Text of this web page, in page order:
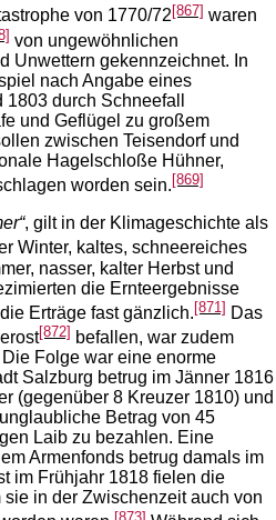
von 1770/72[867] waren
von ungewöhnlichen
Unwettern gekennzeichnet. In
nach Angabe eines
durch Schneefall
und Geflügel zu großem
zwischen Teisendorf und
Hagelschloße Hühner,
worden sein. [869]
, gilt in der Klimageschichte als
Winter, kaltes, schneereiches
nasser, kalter Herbst und
die Ernteergebnisse
Erträge fast gänzlich.[871] Das
[872] befallen, war zudem
Folge war eine enorme
Salzburg betrug im Jänner 1816
(gegenüber 8 Kreuzer 1810) und
Betrag von 45
Laib zu bezahlen. Eine
Armenfonds betrug damals im
im Frühjahr 1818 fielen die
in der Zwischenzeit auch von
[873]